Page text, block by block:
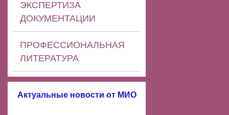
ЭКСПЕРТИЗА
ДОКУМЕНТАЦИИ
ПРОФЕССИОНАЛЬНАЯ
ЛИТЕРАТУРА
Актуальные новости от МИО